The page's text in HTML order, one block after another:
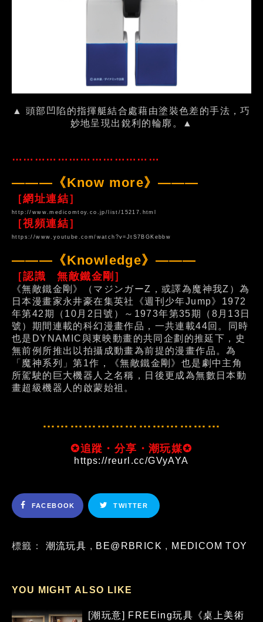
▲ 頭部凹陷的指揮艇結合處藉由塗裝色差的手法，巧
妙地呈現出銳利的輪廓。▲
…………………………………
———《Know more》———
［網址連結］
http://www.medicomtoy.co.jp/list/15217.html
［視頻連結］
https://www.youtube.com/watch?v=JtS7BGKebbw
———《Knowledge》———
［認識 無敵鐵金剛］
《無敵鐵金剛》（マジンガーZ，或譯為魔神我Z）為
日本漫畫家永井豪在集英社《週刊少年Jump》1972
年第42期（10月2日號）～1973年第35期（8月13日
號）期間連載的科幻漫畫作品，一共連載44回。同時
也是DYNAMIC與東映動畫的共同企劃的推延下，史
無前例所推出以拍攝成動畫為前提的漫畫作品。為
「魔神系列」第1作，《無敵鐵金剛》也是劇中主角
所駕駛的巨大機器人之名稱，日後更成為無數日本動
畫超級機器人的啟蒙始祖。
…………………………………
✪追蹤・分享・潮玩媒✪
https://reurl.cc/GVyAYA
FACEBOOK TWITTER
標籤： 潮流玩具 , BE@RBRICK , MEDICOM TOY
YOU MIGHT ALSO LIKE
[潮玩意] FREEing玩具《桌上美術